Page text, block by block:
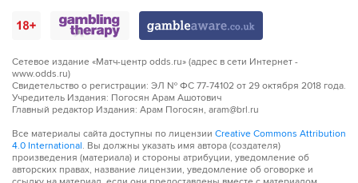
Сетевое издание «Матч-центр odds.ru» (адрес в сети Интернет -
www.odds.ru)
Свидетельство о регистрации: ЭЛ № ФС 77-74102 от 29 октября 2018 года.
Учредитель Издания: Погосян Арам Ашотович
Главный редактор Издания: Арам Погосян, aram@brl.ru
Все материалы сайта доступны по лицензии Creative Commons Attribution
4.0 International. Вы должны указать имя автора (создателя)
произведения (материала) и стороны атрибуции, уведомление об
авторских правах, название лицензии, уведомление об оговорке и